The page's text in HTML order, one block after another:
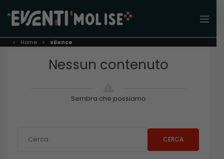
Home silence
Nessun contenuto
Sembra che possiamo
CERCA